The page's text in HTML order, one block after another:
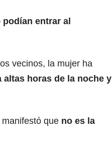
entrar al
vecinos, la mujer ha
horas de la noche y
que no es la